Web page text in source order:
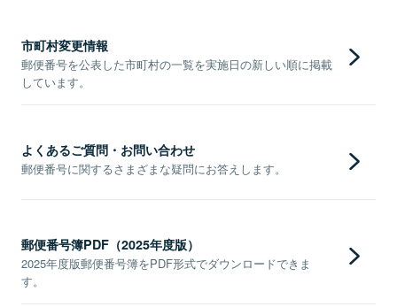
市町村変更情報
郵便番号を公表した市町村の一覧を実施日の新しい順に掲載
しています。
よくあるご質問・お問い合わせ
郵便番号に関するさまざまな疑問にお答えします。
郵便番号簿PDF（2025年度版）
2025年度版郵便番号簿をPDF形式でダウンロードできま
す。